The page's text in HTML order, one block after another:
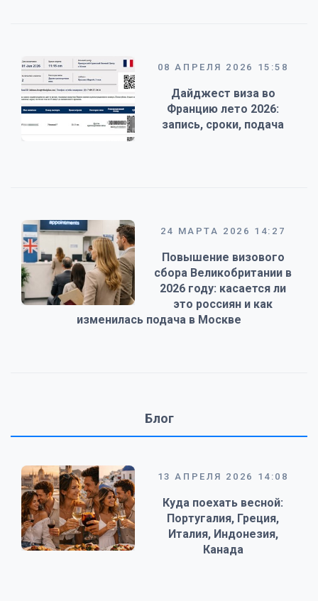
08 АПРЕЛЯ 2026 15:58
Дайджест виза во
Францию лето 2026:
запись, сроки, подача
24 МАРТА 2026 14:27
Повышение визового
сбора Великобритании в
2026 году: касается ли
это россиян и как
изменилась подача в Москве
Блог
13 АПРЕЛЯ 2026 14:08
Куда поехать весной:
Португалия, Греция,
Италия, Индонезия,
Канада